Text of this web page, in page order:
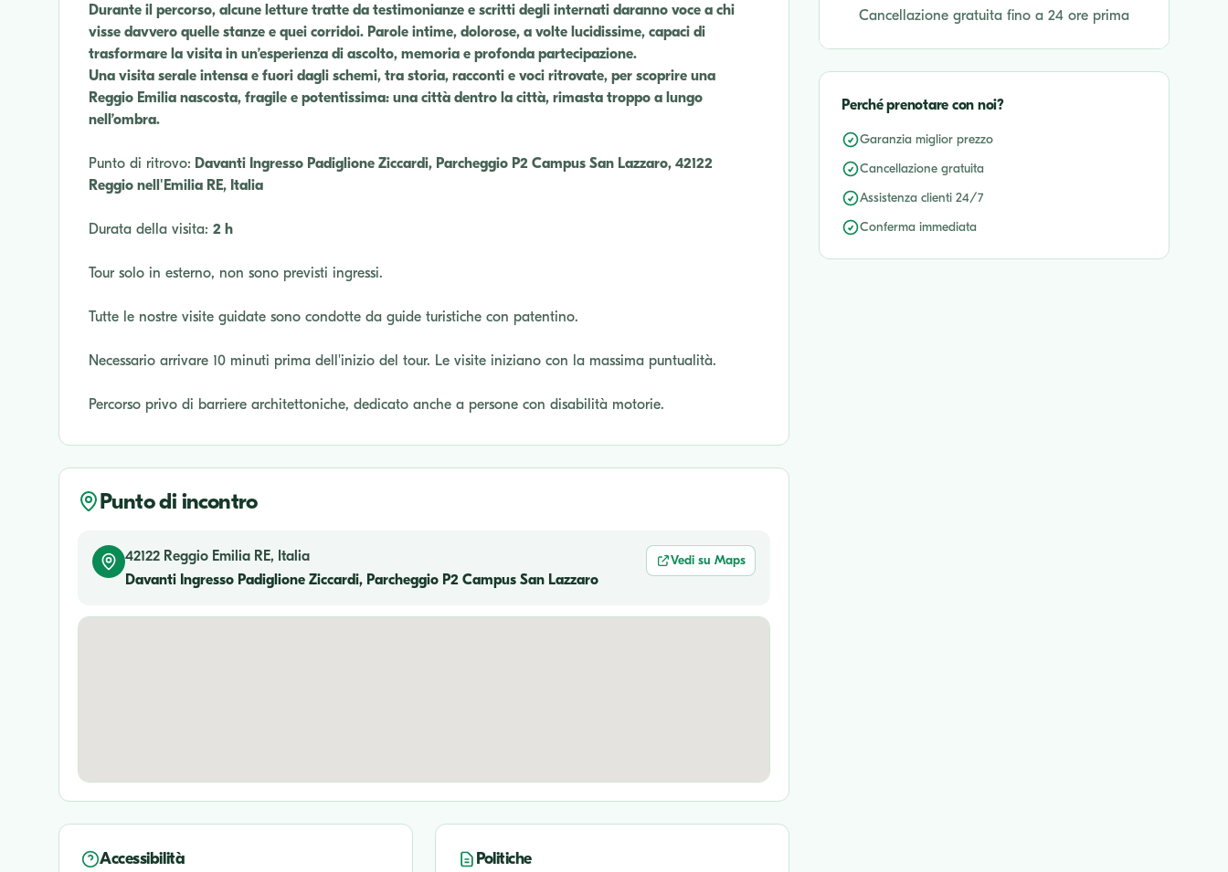
Durante il percorso, alcune letture tratte da testimonianze e scritti degli internati daranno voce a chi
visse davvero quelle stanze e quei corridoi. Parole intime, dolorose, a volte lucidissime, capaci di
trasformare la visita in un’esperienza di ascolto, memoria e profonda partecipazione.
Una visita serale intensa e fuori dagli schemi, tra storia, racconti e voci ritrovate, per scoprire una
Reggio Emilia nascosta, fragile e potentissima: una città dentro la città, rimasta troppo a lungo
nell’ombra.
Punto di ritrovo: Davanti Ingresso Padiglione Ziccardi, Parcheggio P2 Campus San Lazzaro, 42122
Reggio nell'Emilia RE, Italia
Durata della visita: 2 h
Tour solo in esterno, non sono previsti ingressi.
Tutte le nostre visite guidate sono condotte da guide turistiche con patentino.
Necessario arrivare 10 minuti prima dell'inizio del tour. Le visite iniziano con la massima puntualità.
Percorso privo di barriere architettoniche, dedicato anche a persone con disabilità motorie.
Punto di incontro
42122 Reggio Emilia RE, Italia Vedi su Maps
Davanti Ingresso Padiglione Ziccardi, Parcheggio P2 Campus San Lazzaro
Accessibilità Politiche
Cancellazione gratuita fino a 24 ore prima
Perché prenotare con noi?
Garanzia miglior prezzo
Cancellazione gratuita
Assistenza clienti 24/7
Conferma immediata